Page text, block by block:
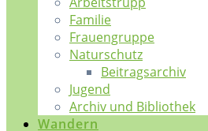
Familie
Frauengruppe
Naturschutz
Beitragsarchiv
Jugend
Archiv und Bibliothek
Wandern